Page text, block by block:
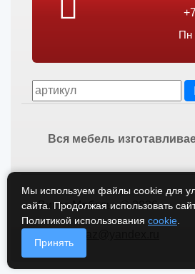
Пн
Вся мебель
Викос Мебель © 2026
vikos-zakaz@yandex.ru
Мы используем файлы cookie для
сайта. Продолжая использовать
Политикой использования cookie
Принять